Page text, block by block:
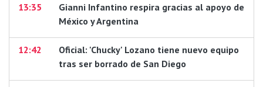
13:35
Gianni Infantino respira gracias al apoyo de
México y Argentina
12:42
Oficial: 'Chucky' Lozano tiene nuevo equipo
tras ser borrado de San Diego